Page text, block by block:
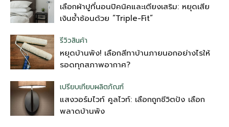
เลือกผ้าปูที่นอนปิคนิคและเตียงเสริม: หยุดเสีย
เงินซ้ำซ้อนด้วย “Triple-Fit”
รีวิวสินค้า
หยุดบ้านพัง! เลือกสีทาบ้านภายนอกอย่างไรให้
รอดทุกสภาพอากาศ?
เปรียบเทียบผลิตภัณฑ์
แสงวอร์มไวท์ คูลไวท์: เลือกถูกชีวิตปัง เลือก
พลาดบ้านพัง